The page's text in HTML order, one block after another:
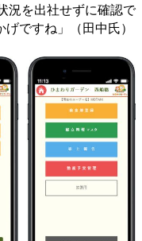
況を出社せずに確認で
げですね」（田中氏）